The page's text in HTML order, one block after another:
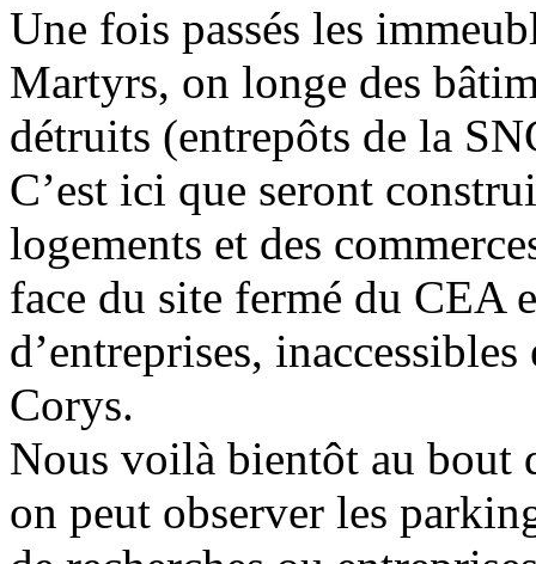
Une fois passés les
Martyrs, on longe des
détruits (entrepôts de la
C’est ici que seront
logements et des
face du site fermé du CEA
d’entreprises,
Corys.
Nous voilà bientôt au bout
on peut observer les